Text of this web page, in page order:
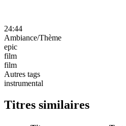
24:44
Ambiance/Thème
epic
film
film
Autres tags
instrumental
Titres similaires